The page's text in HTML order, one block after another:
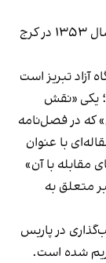
یحیی حسینی پنجکی متولد سوم بهمن ماه سال ۱۳۵۳ در کرج
آزاد تبریز است
یکی «نقش
که در فصل‌نامه
با عنوان
مقابله با آن»
متعلق به
در پاریس
تحریم شده است.